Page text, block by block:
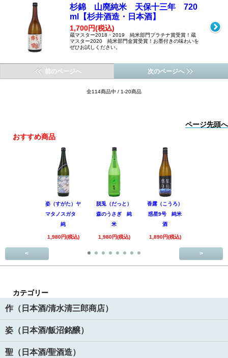
杉錦 山廃純米 天保十三年 720
ml【杉井酒造・日本酒】
1,700円(税込)
蔵マスター2018・2019 純米部門プラチナ賞受賞！蔵
マスター2020 純米部門金賞受賞！お墨付きの味わいを
ぜひお試しください。
前のページへ 次のページへ
全114商品中 / 1-20商品
ページ先頭へ
おすすめ商品
姿（すがた）ヤ
マタノスガタ
純
1,980円(税込)
脱兎（だっと）
森のうさぎ 純
米
1,980円(税込)
香露（こうろ）
惑星9号 純米
酒
1,890円(税込)
< >
カテゴリー
作（日本酒/清水清三郎商店）
姿（日本酒/飯沼銘醸）
聖（日本酒/聖酒造）